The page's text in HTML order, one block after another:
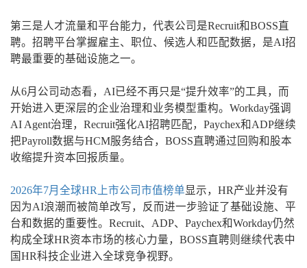
第三是人才流量和平台能力，代表公司是Recruit和BOSS直
聘。招聘平台掌握雇主、职位、候选人和匹配数据，是AI招
聘最重要的基础设施之一。
从6月公司动态看，AI已经不再只是“提升效率”的工具，而
开始进入更深层的企业治理和业务模型重构。Workday强调
AI Agent治理，Recruit强化AI招聘匹配，Paychex和ADP继续
把Payroll数据与HCM服务结合，BOSS直聘通过回购和股本
收缩提升资本回报质量。
2026年7月全球HR上市公司市值榜单显示，HR产业并没有
因为AI浪潮而被简单改写，反而进一步验证了基础设施、平
台和数据的重要性。Recruit、ADP、Paychex和Workday仍然
构成全球HR资本市场的核心力量，BOSS直聘则继续代表中
国HR科技企业进入全球竞争视野。